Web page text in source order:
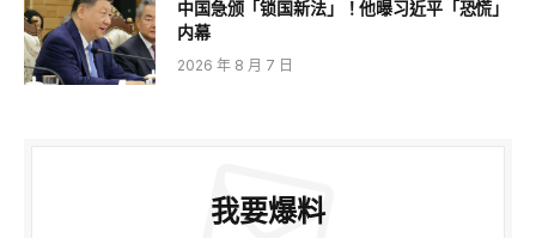
中国急颁「锁国新法」！他曝习近平「恐慌」
内幕
2026 年 8 月 7 日
我要爆料